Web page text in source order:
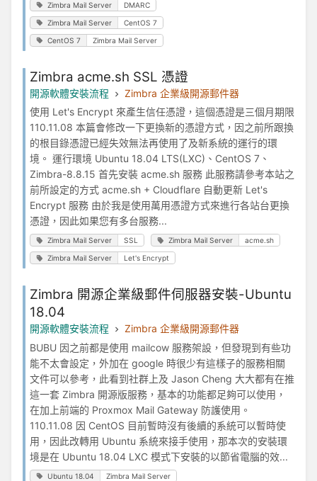
Zimbra Mail Server DMARC
Zimbra Mail Server CentOS 7
CentOS 7 Zimbra Mail Server
Zimbra acme.sh SSL 憑證
開源軟體安裝流程
Zimbra 企業級開源郵件器
使用 Let's Encrypt 來產生信任憑證，這個憑證是三個月期限
110.11.08 本篇會修改一下更換新的憑證方式，因之前所跟換
的根目錄憑證已經失效無法再使用了及新系統的運行的環
境。 運行環境 Ubuntu 18.04 LTS(LXC)、CentOS 7、
Zimbra-8.8.15 首先安裝 acme.sh 服務 此服務請參考本站之
前所設定的方式 acme.sh + Cloudflare 自動更新 Let's
Encrypt 服務 由於我是使用萬用憑證方式來進行各站台更換
憑證，因此如果您有多台服務...
Zimbra Mail Server SSL Zimbra Mail Server acme.sh
Zimbra Mail Server Let's Encrypt
Zimbra 開源企業級郵件伺服器安裝-Ubuntu
18.04
開源軟體安裝流程
Zimbra 企業級開源郵件器
BUBU 因之前都是使用 mailcow 服務架設，但發現到有些功
能不太會設定，外加在 google 時很少有這樣子的服務相關
文件可以參考，此看到社群上及 Jason Cheng 大大都有在推
這一套 Zimbra 開源版服務，基本的功能都足夠可以使用，
在加上前端的 Proxmox Mail Gateway 防護使用。
110.11.08 因 CentOS 目前暫時沒有後續的系統可以暫時使
用，因此改轉用 Ubuntu 系統來接手使用，那本次的安裝環
境是在 Ubuntu 18.04 LXC 模式下安裝的以節省電腦的效...
Ubuntu 18.04 Zimbra Mail Server